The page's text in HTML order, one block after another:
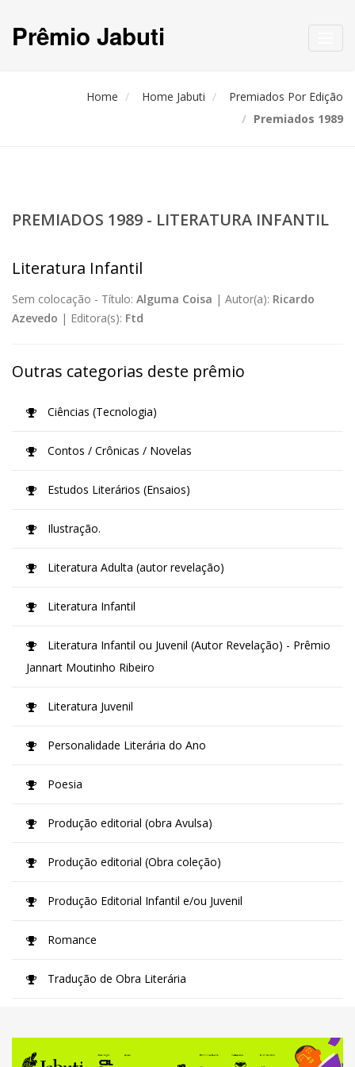
Prêmio Jabuti
Home Home Jabuti
Premiados Por Edição
Premiados 1989
PREMIADOS 1989 - LITERATURA INFANTIL
Literatura Infantil
Sem colocação - Título: Alguma Coisa | Autor(a): Ricardo
Azevedo | Editora(s): Ftd
Outras categorias deste prêmio
Ciências (Tecnologia)
Contos / Crônicas / Novelas
Estudos Literários (Ensaios)
Ilustração.
Literatura Adulta (autor revelação)
Literatura Infantil
Literatura Infantil ou Juvenil (Autor Revelação) - Prêmio
Jannart Moutinho Ribeiro
Literatura Juvenil
Personalidade Literária do Ano
Poesia
Produção editorial (obra Avulsa)
Produção editorial (Obra coleção)
Produção Editorial Infantil e/ou Juvenil
Romance
Tradução de Obra Literária